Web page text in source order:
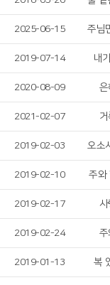
2025-06-15
2019-07-14 내
2020-08-09 은
2021-02-07 거
2019-02-03
2019-02-10 주와
2019-02-17
2019-02-24 주
2019-01-13 복